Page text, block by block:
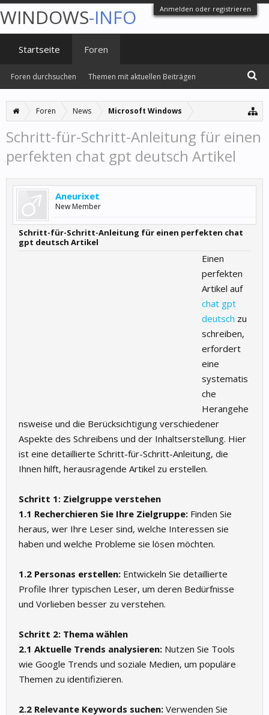
Anmelden oder registrieren
Foren News Microsoft Windows
Schritt-für-Schritt-Anleitung für einen
perfekten chat gpt deutsch Artikel
Aneurixet
New Member
Schritt-für-Schritt-Anleitung für einen perfekten chat
gpt deutsch Artikel
Einen
perfekten
Artikel auf
chat gpt
deutsch zu
schreiben,
erfordert
eine
systematis
che
Herangehe
nsweise und die Berücksichtigung verschiedener
Aspekte des Schreibens und der Inhaltserstellung. Hier
ist eine detaillierte Schritt-für-Schritt-Anleitung, die
Ihnen hilft, herausragende Artikel zu erstellen.
Schritt 1: Zielgruppe verstehen
1.1 Recherchieren Sie Ihre Zielgruppe: Finden Sie
heraus, wer Ihre Leser sind, welche Interessen sie
haben und welche Probleme sie lösen möchten.
1.2 Personas erstellen: Entwickeln Sie detaillierte
Profile Ihrer typischen Leser, um deren Bedürfnisse
und Vorlieben besser zu verstehen.
Schritt 2: Thema wählen
2.1 Aktuelle Trends analysieren: Nutzen Sie Tools
wie Google Trends und soziale Medien, um populäre
Themen zu identifizieren.
2.2 Relevante Keywords suchen: Verwenden Sie
WINDOWS-INFO
Startseite Foren
Foren durchsuchen Themen mit aktuellen Beiträgen